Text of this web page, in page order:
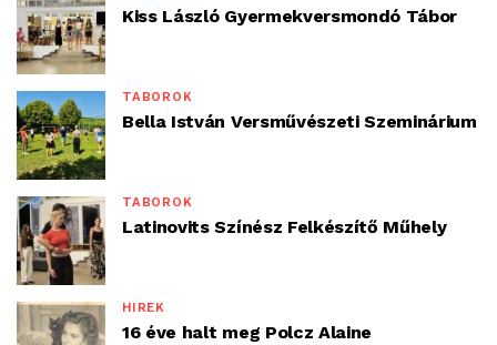
Kiss László Gyermekversmondó Tábor
TÁBOROK
Bella István Versművészeti Szeminárium
TÁBOROK
Latinovits Színész Felkészítő Műhely
HÍREK
16 éve halt meg Polcz Alaine